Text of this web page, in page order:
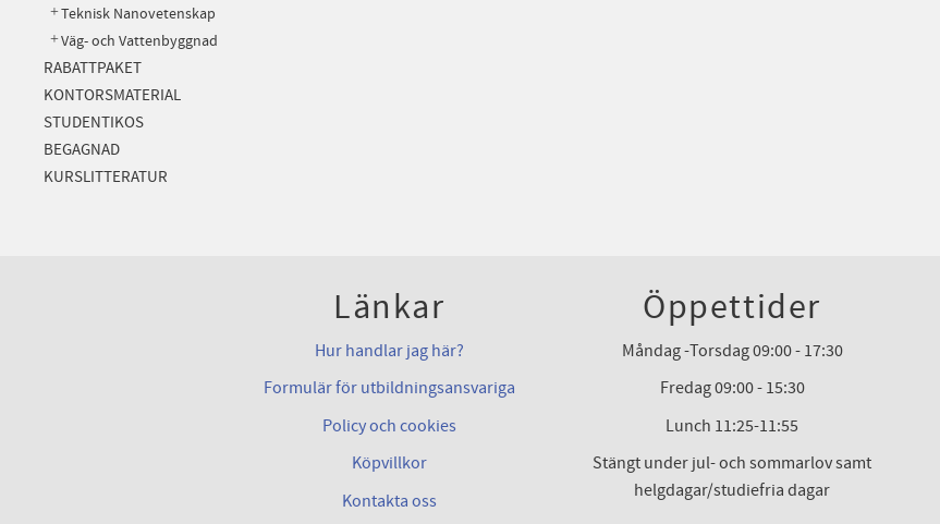
Teknisk Nanovetenskap
Väg- och Vattenbyggnad
RABATTPAKET
KONTORSMATERIAL
STUDENTIKOS
BEGAGNAD
KURSLITTERATUR
Länkar
Hur handlar jag här?
Formulär för utbildningsansvariga
Policy och cookies
Köpvillkor
Kontakta oss
Öppettider
Måndag -Torsdag 09:00 - 17:30
Fredag 09:00 - 15:30
Lunch 11:25-11:55
Stängt under jul- och sommarlov samt
helgdagar/studiefria dagar